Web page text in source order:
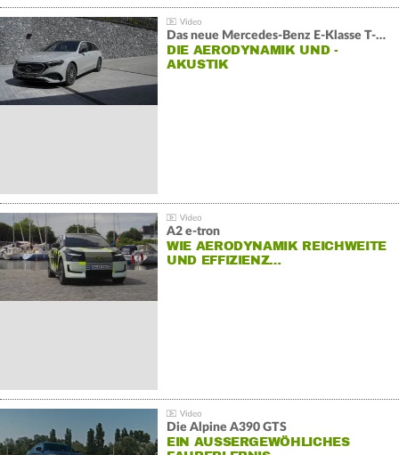
Das neue Mercedes-Benz E-Klasse T-Modell
DIE AERODYNAMIK UND -
AKUSTIK
A2 e-tron
WIE AERODYNAMIK REICHWEITE
UND EFFIZIENZ…
Die Alpine A390 GTS
EIN AUSSERGEWÖHLICHES F